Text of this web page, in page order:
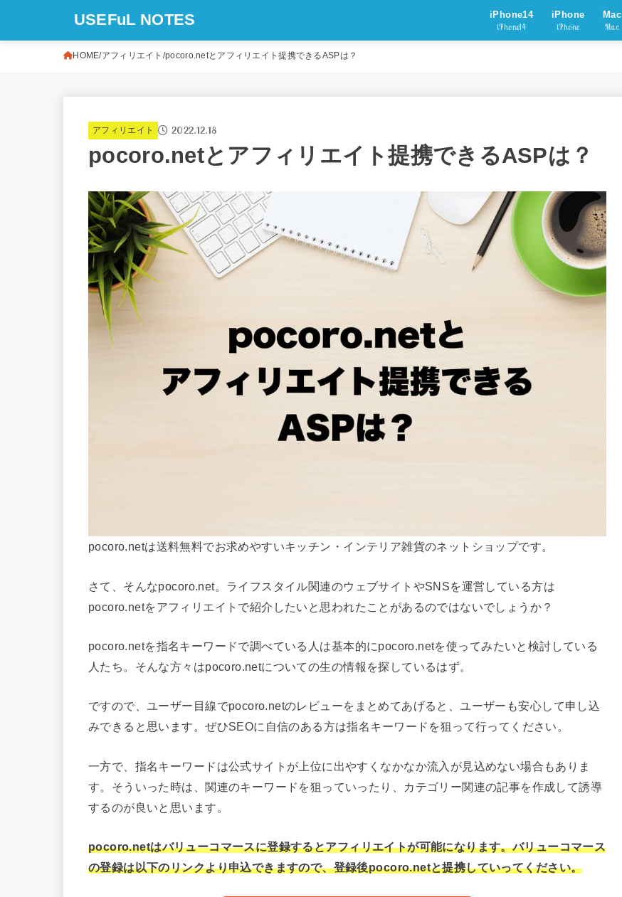
USEFuL NOTES iPhone14
iPhone14
iPhone
iPhone
Mac
Mac
HOME アフィリエイト pocoro.netとアフィリエイト提携できるASPは？
アフィリエイト 2022.12.18
pocoro.netとアフィリエイト提携できるASPは？
pocoro.netは送料無料でお求めやすいキッチン・インテリア雑貨のネットショップです。
さて、そんなpocoro.net。ライフスタイル関連のウェブサイトやSNSを運営している方は
pocoro.netをアフィリエイトで紹介したいと思われたことがあるのではないでしょうか？
pocoro.netを指名キーワードで調べている人は基本的にpocoro.netを使ってみたいと検討している
人たち。そんな方々はpocoro.netについての生の情報を探しているはず。
ですので、ユーザー目線でpocoro.netのレビューをまとめてあげると、ユーザーも安心して申し込
みできると思います。ぜひSEOに自信のある方は指名キーワードを狙って行ってください。
一方で、指名キーワードは公式サイトが上位に出やすくなかなか流入が見込めない場合もありま
す。そういった時は、関連のキーワードを狙っていったり、カテゴリー関連の記事を作成して誘導
するのが良いと思います。
pocoro.netはバリューコマースに登録するとアフィリエイトが可能になります。バリューコマース
の登録は以下のリンクより申込できますので、登録後pocoro.netと提携していってください。